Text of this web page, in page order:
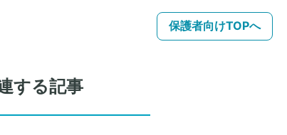
保護者向けTOPへ
する記事